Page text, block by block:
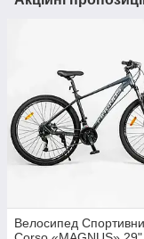
Велосипед